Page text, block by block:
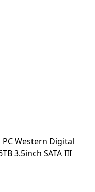
Western Digital
3.5inch SATA III